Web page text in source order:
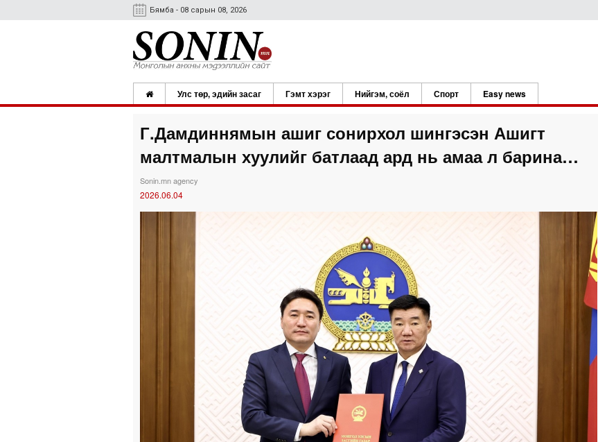
Бямба - 08 сарын 08, 2026
Улс төр, эдийн засаг Гэмт хэрэг Нийгэм, соёл Спорт Easy news
Г.Дамдиннямын ашиг сонирхол шингэсэн Ашигт
малтмалын хуулийг батлаад ард нь амаа л барина…
Sonin.mn agency
2026.06.04